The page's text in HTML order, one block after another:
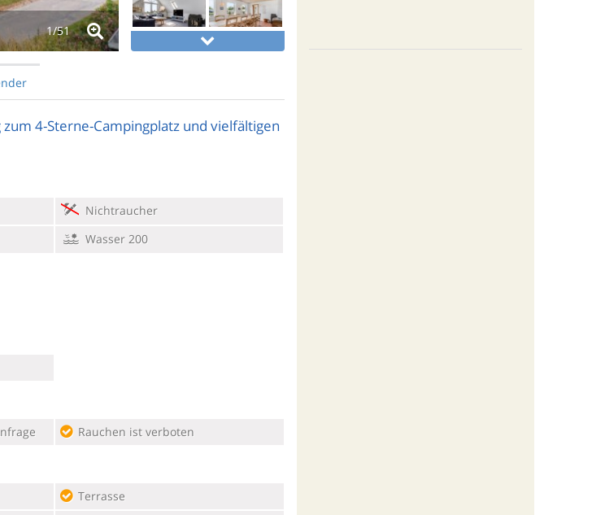
1/51
4-Sterne-Campingplatz und vielfältigen
Nichtraucher
Wasser 200
Rauchen ist verboten
Terrasse